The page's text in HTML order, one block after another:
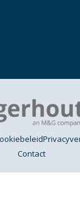
Contact